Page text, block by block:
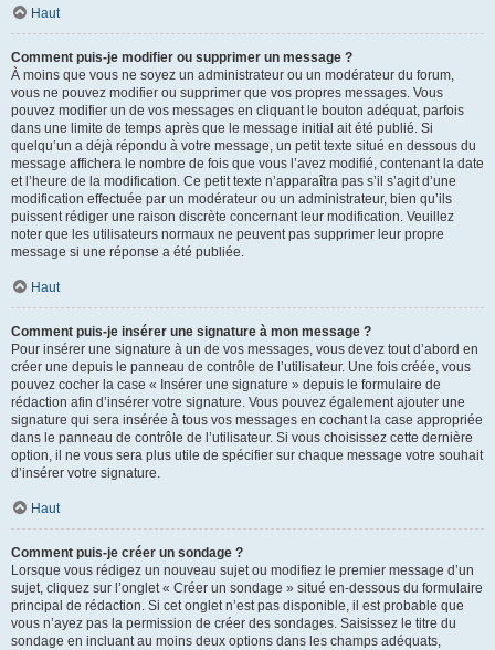
Haut
Comment puis-je modifier ou supprimer un message ?
À moins que vous ne soyez un administrateur ou un modérateur du forum,
vous ne pouvez modifier ou supprimer que vos propres messages. Vous
pouvez modifier un de vos messages en cliquant le bouton adéquat, parfois
dans une limite de temps après que le message initial ait été publié. Si
quelqu’un a déjà répondu à votre message, un petit texte situé en dessous du
message affichera le nombre de fois que vous l’avez modifié, contenant la date
et l’heure de la modification. Ce petit texte n’apparaîtra pas s’il s’agit d’une
modification effectuée par un modérateur ou un administrateur, bien qu’ils
puissent rédiger une raison discrète concernant leur modification. Veuillez
noter que les utilisateurs normaux ne peuvent pas supprimer leur propre
message si une réponse a été publiée.
Haut
Comment puis-je insérer une signature à mon message ?
Pour insérer une signature à un de vos messages, vous devez tout d’abord en
créer une depuis le panneau de contrôle de l’utilisateur. Une fois créée, vous
pouvez cocher la case « Insérer une signature » depuis le formulaire de
rédaction afin d’insérer votre signature. Vous pouvez également ajouter une
signature qui sera insérée à tous vos messages en cochant la case appropriée
dans le panneau de contrôle de l’utilisateur. Si vous choisissez cette dernière
option, il ne vous sera plus utile de spécifier sur chaque message votre souhait
d’insérer votre signature.
Haut
Comment puis-je créer un sondage ?
Lorsque vous rédigez un nouveau sujet ou modifiez le premier message d’un
sujet, cliquez sur l’onglet « Créer un sondage » situé en-dessous du formulaire
principal de rédaction. Si cet onglet n’est pas disponible, il est probable que
vous n’ayez pas la permission de créer des sondages. Saisissez le titre du
sondage en incluant au moins deux options dans les champs adéquats,